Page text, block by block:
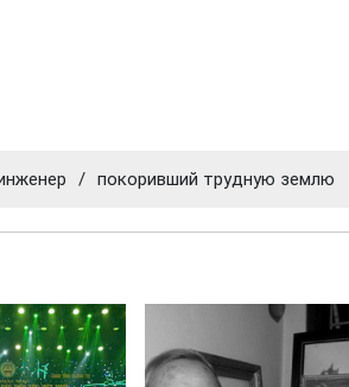
/ покоривший трудную землю